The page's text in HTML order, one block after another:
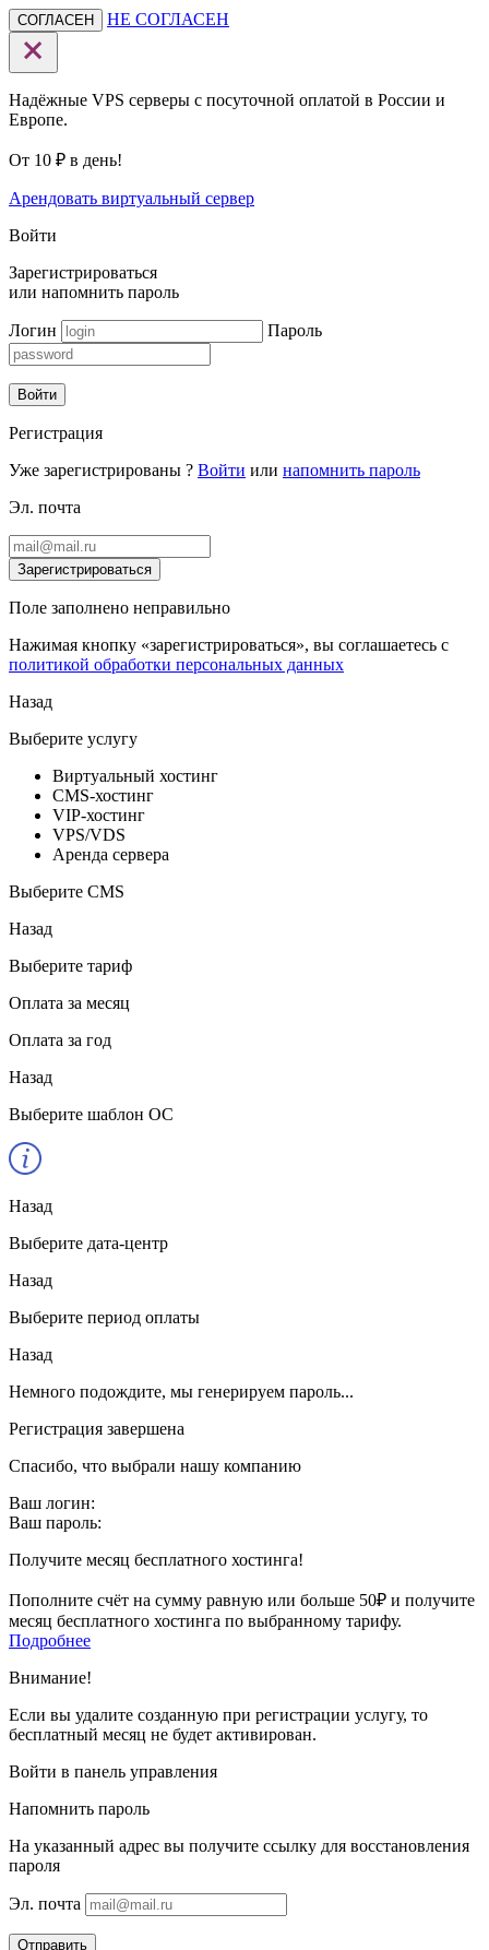
СОГЛАСЕН НЕ СОГЛАСЕН
Надёжные VPS серверы с посуточной оплатой в России и
Европе.
От 10 ₽ в день!
Арендовать виртуальный сервер
Войти
Зарегистрироваться
или напомнить пароль
Логин Пароль
Войти
Регистрация
Уже зарегистрированы ? Войти или напомнить пароль
Эл. почта
Зарегистрироваться
Поле заполнено неправильно
Нажимая кнопку «зарегистрироваться», вы соглашаетесь с
политикой обработки персональных данных
Назад
Выберите услугу
Виртуальный хостинг
CMS-хостинг
VIP-хостинг
VPS/VDS
Аренда сервера
Выберите CMS
Назад
Выберите тариф
Оплата за месяц
Оплата за год
Назад
Выберите шаблон ОС
Назад
Выберите дата-центр
Назад
Выберите период оплаты
Назад
Немного подождите, мы генерируем пароль...
Регистрация завершена
Спасибо, что выбрали нашу компанию
Ваш логин:
Ваш пароль:
Получите месяц бесплатного хостинга!
Пополните счёт на сумму равную или больше 50₽ и получите
месяц бесплатного хостинга по выбранному тарифу.
Подробнее
Внимание!
Если вы удалите созданную при регистрации услугу, то
бесплатный месяц не будет активирован.
Войти в панель управления
Напомнить пароль
На указанный адрес вы получите ссылку для восстановления
пароля
Эл. почта
Отправить